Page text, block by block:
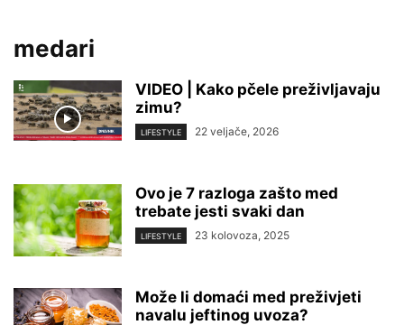
medari
VIDEO | Kako pčele preživljavaju
zimu?
LIFESTYLE 22 veljače, 2026
Ovo je 7 razloga zašto med
trebate jesti svaki dan
LIFESTYLE 23 kolovoza, 2025
Može li domaći med preživjeti
navalu jeftinog uvoza?